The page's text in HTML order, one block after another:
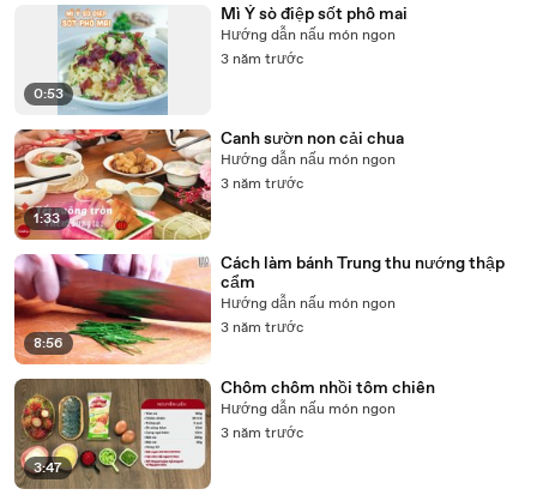
0:53
Mì Ý sò điệp sốt phô mai
Hướng dẫn nấu món ngon
3 năm trước
1:33
Canh sườn non cải chua
Hướng dẫn nấu món ngon
3 năm trước
8:56
Cách làm bánh Trung thu nướng thập
cẩm
Hướng dẫn nấu món ngon
3 năm trước
3:47
Chôm chôm nhồi tôm chiên
Hướng dẫn nấu món ngon
3 năm trước